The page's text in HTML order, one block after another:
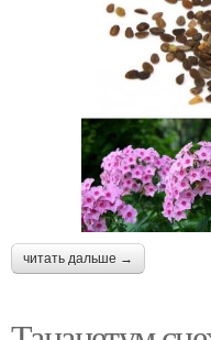
читать дальше →